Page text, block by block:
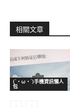
相關文章
(´・ω・`)手機資訊懶人
包